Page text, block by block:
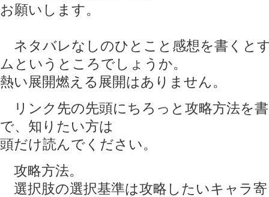
お願いします。
ネタバレなしのひとこと感想を書くと
ムというところでしょうか。
熱い展開燃える展開はありません。
リンク先の先頭にちろっと攻略方法を
で、知りたい方は
頭だけ読んでください。
攻略方法。
選択肢の選択基準は攻略したいキャラ